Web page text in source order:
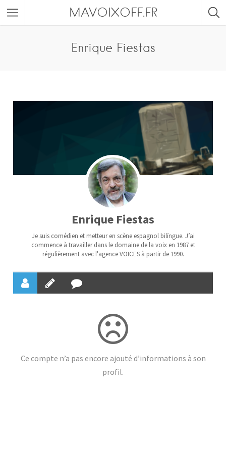
MAVOIXOFF.FR
Enrique Fiestas
Enrique Fiestas
Je suis comédien et metteur en scène espagnol bilïngue. J’ai
commence à travailler dans le domaine de la voix en 1987 et
régulièrement avec l'agence VOICES à partir de 1990.
Ce compte n’a pas encore ajouté d’informations à son
profil.